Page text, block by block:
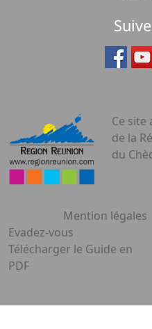
Ce site
de la
du
Mention légales
Evadez-vous
Télécharger le Guide en
PDF